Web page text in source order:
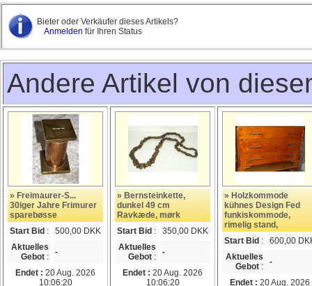
Bieter oder Verkäufer dieses Artikels?
Anmelden für Ihren Status
Andere Artikel von
» Freimaurer-S...
30iger Jahre Frimurer
sparebøsse
Start Bid :
500,00 DKK
Aktuelles
Gebot : -
Endet : 20 Aug. 2026
10:06:20
» Bernsteinkette,
dunkel 49 cm
Ravkæde, mørk
Start Bid :
350,00 DKK
Aktuelles
Gebot : -
Endet : 20 Aug. 2026
10:06:20
» Holzkommode
kühnes Design Fed
funkiskommode,
rimelig stand,
Start Bid :
600,00
Aktuelles
Gebot : -
Endet : 20 Aug. 2026